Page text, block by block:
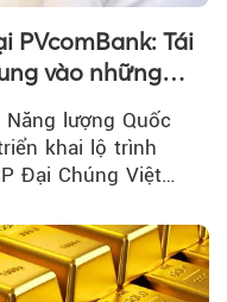
PVcomBank: Tái
vào những
lượng Quốc
khai lộ trình
Đại Chúng Việt